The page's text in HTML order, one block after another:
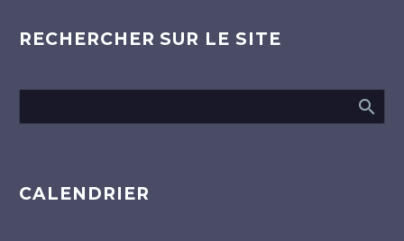
RECHERCHER SUR LE SITE
CALENDRIER